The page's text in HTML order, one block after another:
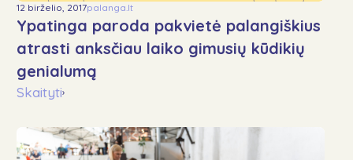
12 birželio, 2017palanga.lt
Ypatinga paroda pakvietė palangiškius
atrasti anksčiau laiko gimusių kūdikių
genialumą
Skaityti›